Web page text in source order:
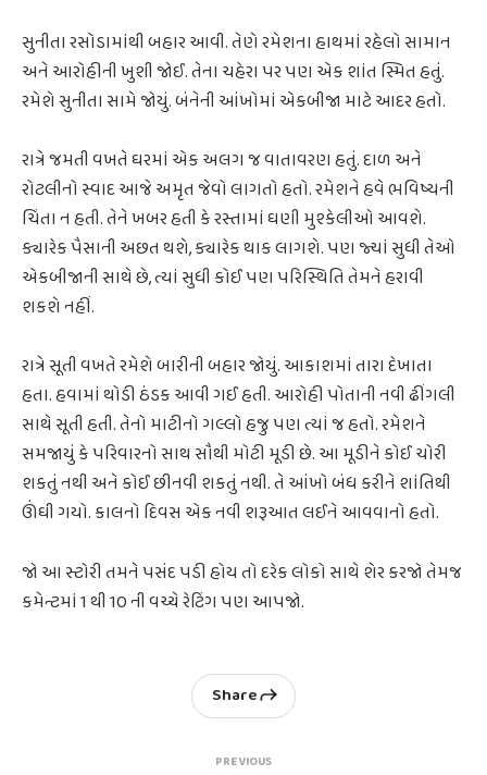
સુનીતા રસોડામાંથી બહાર આવી. તેણે રમેશના હાથમાં રહેલો સામાન
અને આરોહીની ખુશી જોઈ. તેના ચહેરા પર પણ એક શાંત સ્મિત હતું.
રમેશે સુનીતા સામે જોયું. બંનેની આંખોમાં એકબીજા માટે આદર હતો.
રાત્રે જમતી વખતે ઘરમાં એક અલગ જ વાતાવરણ હતું. દાળ અને
રોટલીનો સ્વાદ આજે અમૃત જેવો લાગતો હતો. રમેશને હવે ભવિષ્યની
ચિંતા ન હતી. તેને ખબર હતી કે રસ્તામાં ઘણી મુશ્કેલીઓ આવશે.
ક્યારેક પૈસાની અછત થશે, ક્યારેક થાક લાગશે. પણ જ્યાં સુધી તેઓ
એકબીજાની સાથે છે, ત્યાં સુધી કોઈ પણ પરિસ્થિતિ તેમને હરાવી
શકશે નહીં.
રાત્રે સૂતી વખતે રમેશે બારીની બહાર જોયું. આકાશમાં તારા દેખાતા
હતા. હવામાં થોડી ઠંડક આવી ગઈ હતી. આરોહી પોતાની નવી ઢીંગલી
સાથે સૂતી હતી. તેનો માટીનો ગલ્લો હજુ પણ ત્યાં જ હતો. રમેશને
સમજાયું કે પરિવારનો સાથ સૌથી મોટી મૂડી છે. આ મૂડીને કોઈ ચોરી
શકતું નથી અને કોઈ છીનવી શકતું નથી. તે આંખો બંધ કરીને શાંતિથી
ઊંઘી ગયો. કાલનો દિવસ એક નવી શરૂઆત લઈને આવવાનો હતો.
જો આ સ્ટોરી તમને પસંદ પડી હોય તો દરેક લોકો સાથે શેર કરજો તેમજ
કમેન્ટમાં 1 થી 10 ની વચ્ચે રેટિંગ પણ આપજો.
PREVIOUS
Share